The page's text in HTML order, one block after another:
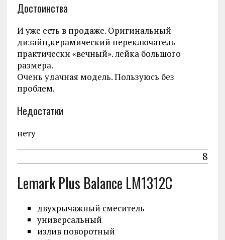
Достоинства
И уже есть в продаже. Оригинальный
дизайн,керамический переключатель
практически «вечный». лейка большого
размера.
Очень удачная модель. Пользуюсь без
проблем.
Недостатки
нету
8
Lemark Plus Balance LM1312C
двухрычажный смеситель
универсальный
излив поворотный